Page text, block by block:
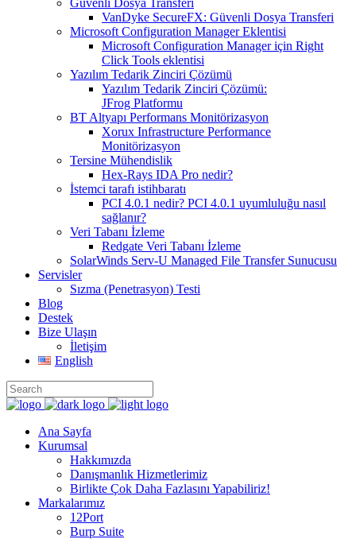
Güvenli Dosya Transferi
VanDyke SecureFX: Güvenli Dosya Transferi
Microsoft Configuration Manager Eklentisi
Microsoft Configuration Manager için Right
Click Tools eklentisi
Yazılım Tedarik Zinciri Çözümü
Yazılım Tedarik Zinciri Çözümü:
JFrog Platformu
BT Altyapı Performans Monitörizasyon
Xorux Infrastructure Performance
Monitörizasyon
Tersine Mühendislik
Hex-Rays IDA Pro nedir?
İstemci tarafı istihbaratı
PCI 4.0.1 nedir? PCI 4.0.1 uyumluluğu nasıl
sağlanır?
Veri Tabanı İzleme
Redgate Veri Tabanı İzleme
SolarWinds Serv-U Managed File Transfer Sunucusu
Servisler
Sızma (Penetrasyon) Testi
Blog
Destek
Bize Ulaşın
İletişim
English
Ana Sayfa
Kurumsal
Hakkımızda
Danışmanlık Hizmetlerimiz
Birlikte Çok Daha Fazlasını Yapabiliriz!
Markalarımız
12Port
Burp Suite